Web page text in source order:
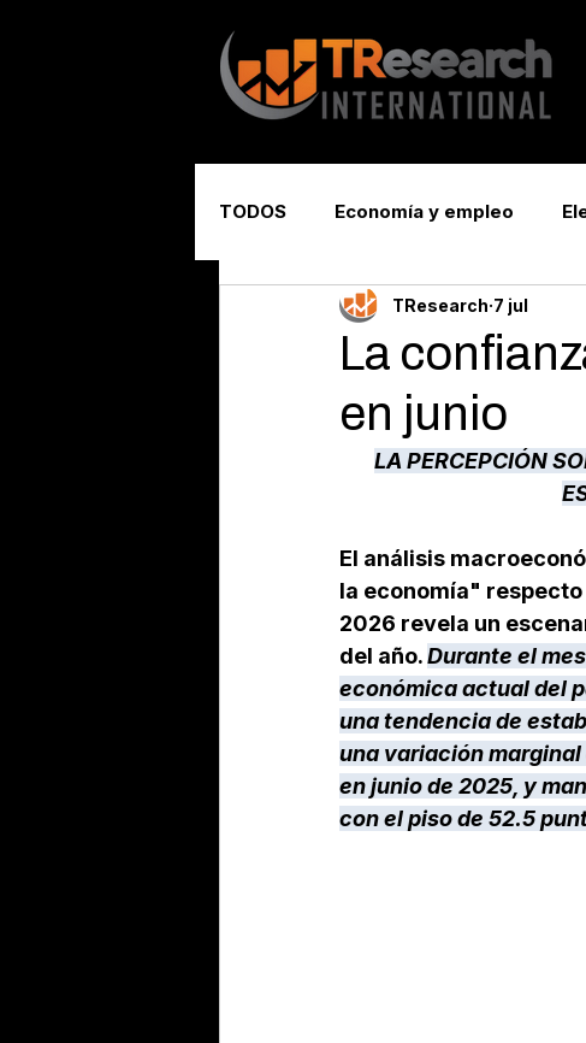
TODOS Economía y empleo
Seguridad y justicia
La
en junio
TResearch 7 jul
LA PERCEPCIÓN
El análisis
la economía"
2026 revela un
del año. Durante el
económica actual del
una tendencia de
una variación
en junio de 2025, y
con el piso de 52.5